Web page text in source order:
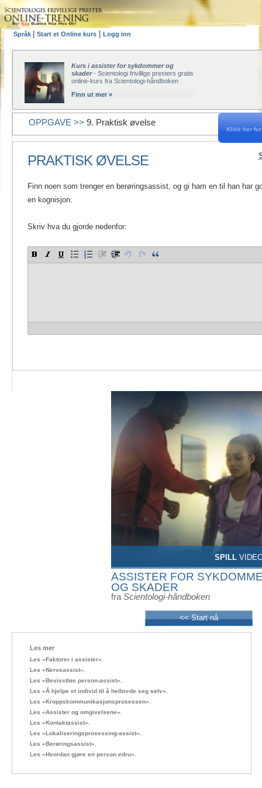
Språk Start et Online kurs Logg inn
SPILL
ASSISTER FOR
OG SKADER
fra Scientologi-håndboken
<< Start nå
Kurs i assister for sykdommer og
skader- Scientologi frivillige presters gratis
online-kurs fra Scientologi-håndboken
Finn ut mer »
Klikk her
OPPGAVE >> 9. Praktisk øvelse
PRAKTISK ØVELSE
Finn noen som trenger en berøringsassist, og gi ham en til han har
en kognisjon.
Skriv hva du gjorde nedenfor:
Les mer
Les «Faktorer i assister».
Les «Nerveassist».
Les «Bevisstløs person-assist».
Les «Å hjelpe et individ til å helbrede seg selv».
Les «Kroppskommunikasjonsprosessen».
Les «Assister og omgivelsene».
Les «Kontaktassist».
Les «Lokaliseringsprosessing-assist».
Les «Berøringsassist».
Les «Hvordan gjøre en person edru».